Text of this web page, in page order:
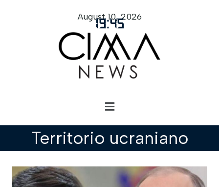
19:45
August 10, 2026
Territorio ucraniano